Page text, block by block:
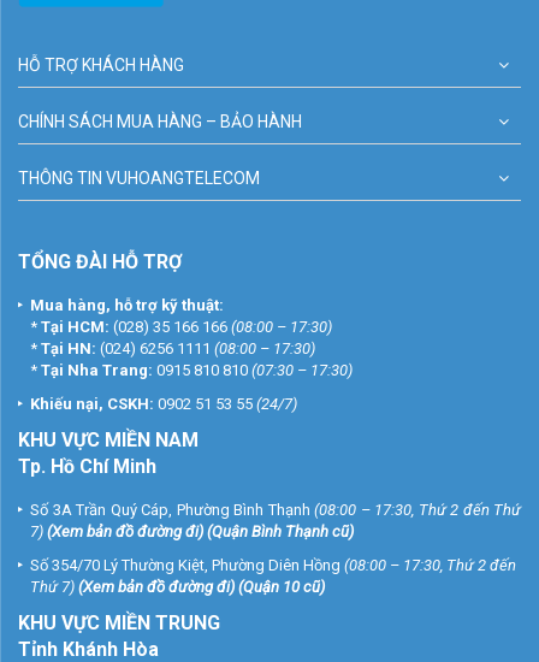
HỖ TRỢ KHÁCH HÀNG
CHÍNH SÁCH MUA HÀNG – BẢO HÀNH
THÔNG TIN VUHOANGTELECOM
TỔNG ĐÀI HỖ TRỢ
Mua hàng, hỗ trợ kỹ thuật:
* Tại HCM: (028) 35 166 166 (08:00 – 17:30)
* Tại HN: (024) 6256 1111 (08:00 – 17:30)
* Tại Nha Trang: 0915 810 810 (07:30 – 17:30)
Khiếu nại, CSKH: 0902 51 53 55 (24/7)
KHU VỰC MIỀN NAM
Tp. Hồ Chí Minh
Số 3A Trần Quý Cáp, Phường Bình Thạnh (08:00 – 17:30, Thứ 2 đến Thứ
7) (Xem bản đồ đường đi) (Quận Bình Thạnh cũ)
Số 354/70 Lý Thường Kiệt, Phường Diên Hồng (08:00 – 17:30, Thứ 2 đến
Thứ 7) (Xem bản đồ đường đi) (Quận 10 cũ)
KHU VỰC MIỀN TRUNG
Tỉnh Khánh Hòa